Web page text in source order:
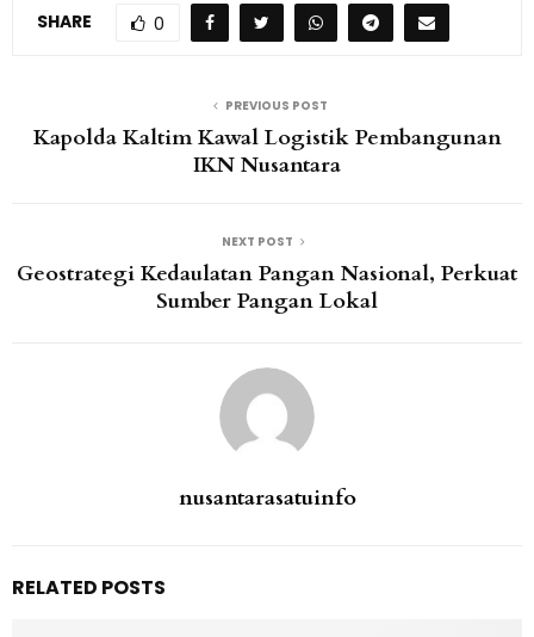
SHARE 0
PREVIOUS POST
Kapolda Kaltim Kawal Logistik Pembangunan
IKN Nusantara
NEXT POST
Geostrategi Kedaulatan Pangan Nasional, Perkuat
Sumber Pangan Lokal
nusantarasatuinfo
RELATED POSTS